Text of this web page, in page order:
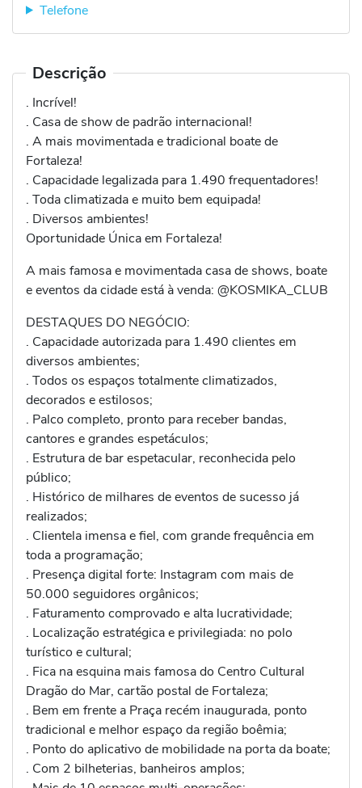
Telefone
Descrição
. Incrível!
. Casa de show de padrão internacional!
. A mais movimentada e tradicional boate de
Fortaleza!
. Capacidade legalizada para 1.490 frequentadores!
. Toda climatizada e muito bem equipada!
. Diversos ambientes!
Oportunidade Única em Fortaleza!
A mais famosa e movimentada casa de shows, boate
e eventos da cidade está à venda: @KOSMIKA_CLUB
DESTAQUES DO NEGÓCIO:
. Capacidade autorizada para 1.490 clientes em
diversos ambientes;
. Todos os espaços totalmente climatizados,
decorados e estilosos;
. Palco completo, pronto para receber bandas,
cantores e grandes espetáculos;
. Estrutura de bar espetacular, reconhecida pelo
público;
. Histórico de milhares de eventos de sucesso já
realizados;
. Clientela imensa e fiel, com grande frequência em
toda a programação;
. Presença digital forte: Instagram com mais de
50.000 seguidores orgânicos;
. Faturamento comprovado e alta lucratividade;
. Localização estratégica e privilegiada: no polo
turístico e cultural;
. Fica na esquina mais famosa do Centro Cultural
Dragão do Mar, cartão postal de Fortaleza;
. Bem em frente a Praça recém inaugurada, ponto
tradicional e melhor espaço da região boêmia;
. Ponto do aplicativo de mobilidade na porta da boate;
. Com 2 bilheterias, banheiros amplos;